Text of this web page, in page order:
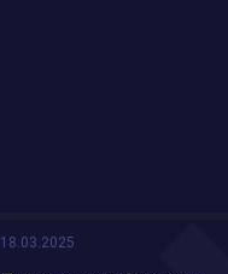
18.03.2025